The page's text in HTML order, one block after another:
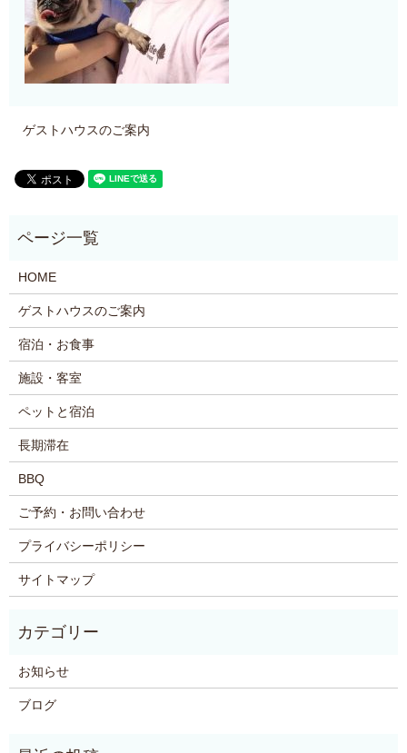
ゲストハウスのご案内
HOME
ゲストハウスのご案内
宿泊・お食事
施設・客室
ペットと宿泊
長期滞在
BBQ
ご予約・お問い合わせ
プライバシーポリシー
サイトマップ
お知らせ
ブログ